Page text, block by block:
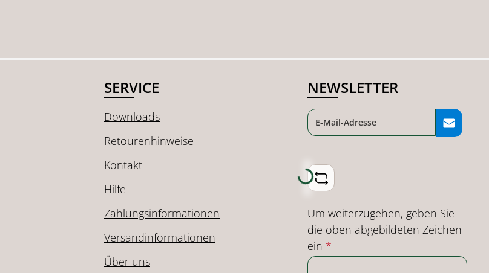
SERVICE
Downloads
Retourenhinweise
Kontakt
Hilfe
Zahlungsinformationen
Versandinformationen
Über uns
NEWSLETTER
Loading...
Um weiterzugehen, geben Sie
die oben abgebildeten Zeichen
ein *